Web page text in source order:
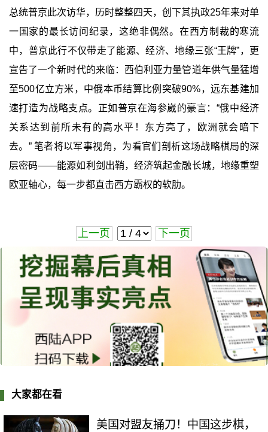
总统普京此次访华，历时整整四天，创下其执政25年来对单
一国家的最长访问纪录，这绝非偶然。在西方制裁的寒流
中，普京此行不仅带走了能源、经济、地缘三张“王牌”，更
宣告了一个新时代的来临：西伯利亚力量管道年供气量猛增
至500亿立方米，中俄本币结算比例突破90%，远东基建加
速打造为战略支点。正如普京在海参崴的豪言：“俄中经济
关系达到前所未有的高水平！东方亮了，欧洲就会暗下
去。” 笔者将以军事视角，为看官们剖析这场战略棋局的深
层密码——能源如利剑出鞘，经济筑起金融长城，地缘重塑
欧亚轴心，每一步都直击西方霸权的软肋。
上一页 下一页
大家都在看
美国对盟友捅刀！中国这步棋，